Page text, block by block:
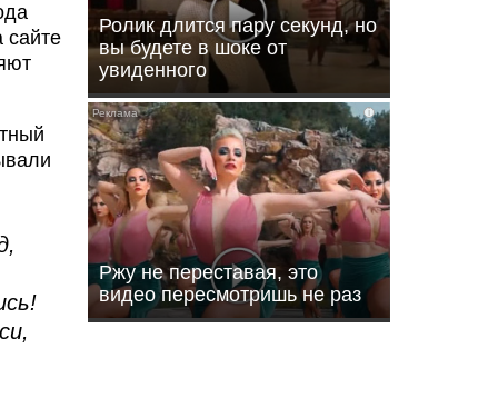
сайте
Ролик длится пару секунд, но
вы будете в шоке от
увиденного
i
Ржу не переставая, это
видео пересмотришь не раз